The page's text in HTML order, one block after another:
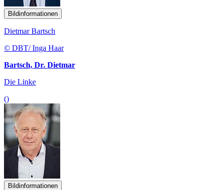
Bildinformationen
Dietmar Bartsch
© DBT/ Inga Haar
Bartsch, Dr. Dietmar
Die Linke
()
Bildinformationen